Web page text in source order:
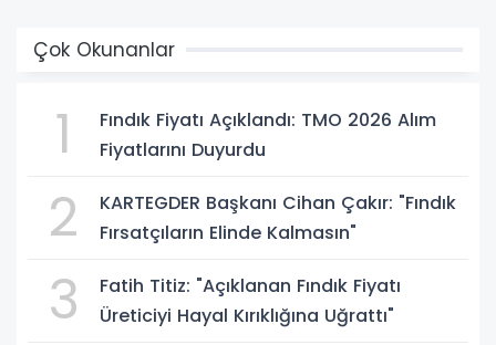
Çok Okunanlar
1
Fındık Fiyatı Açıklandı: TMO 2026 Alım
Fiyatlarını Duyurdu
2
KARTEGDER Başkanı Cihan Çakır: "Fındık
Fırsatçıların Elinde Kalmasın"
3
Fatih Titiz: "Açıklanan Fındık Fiyatı
Üreticiyi Hayal Kırıklığına Uğrattı"